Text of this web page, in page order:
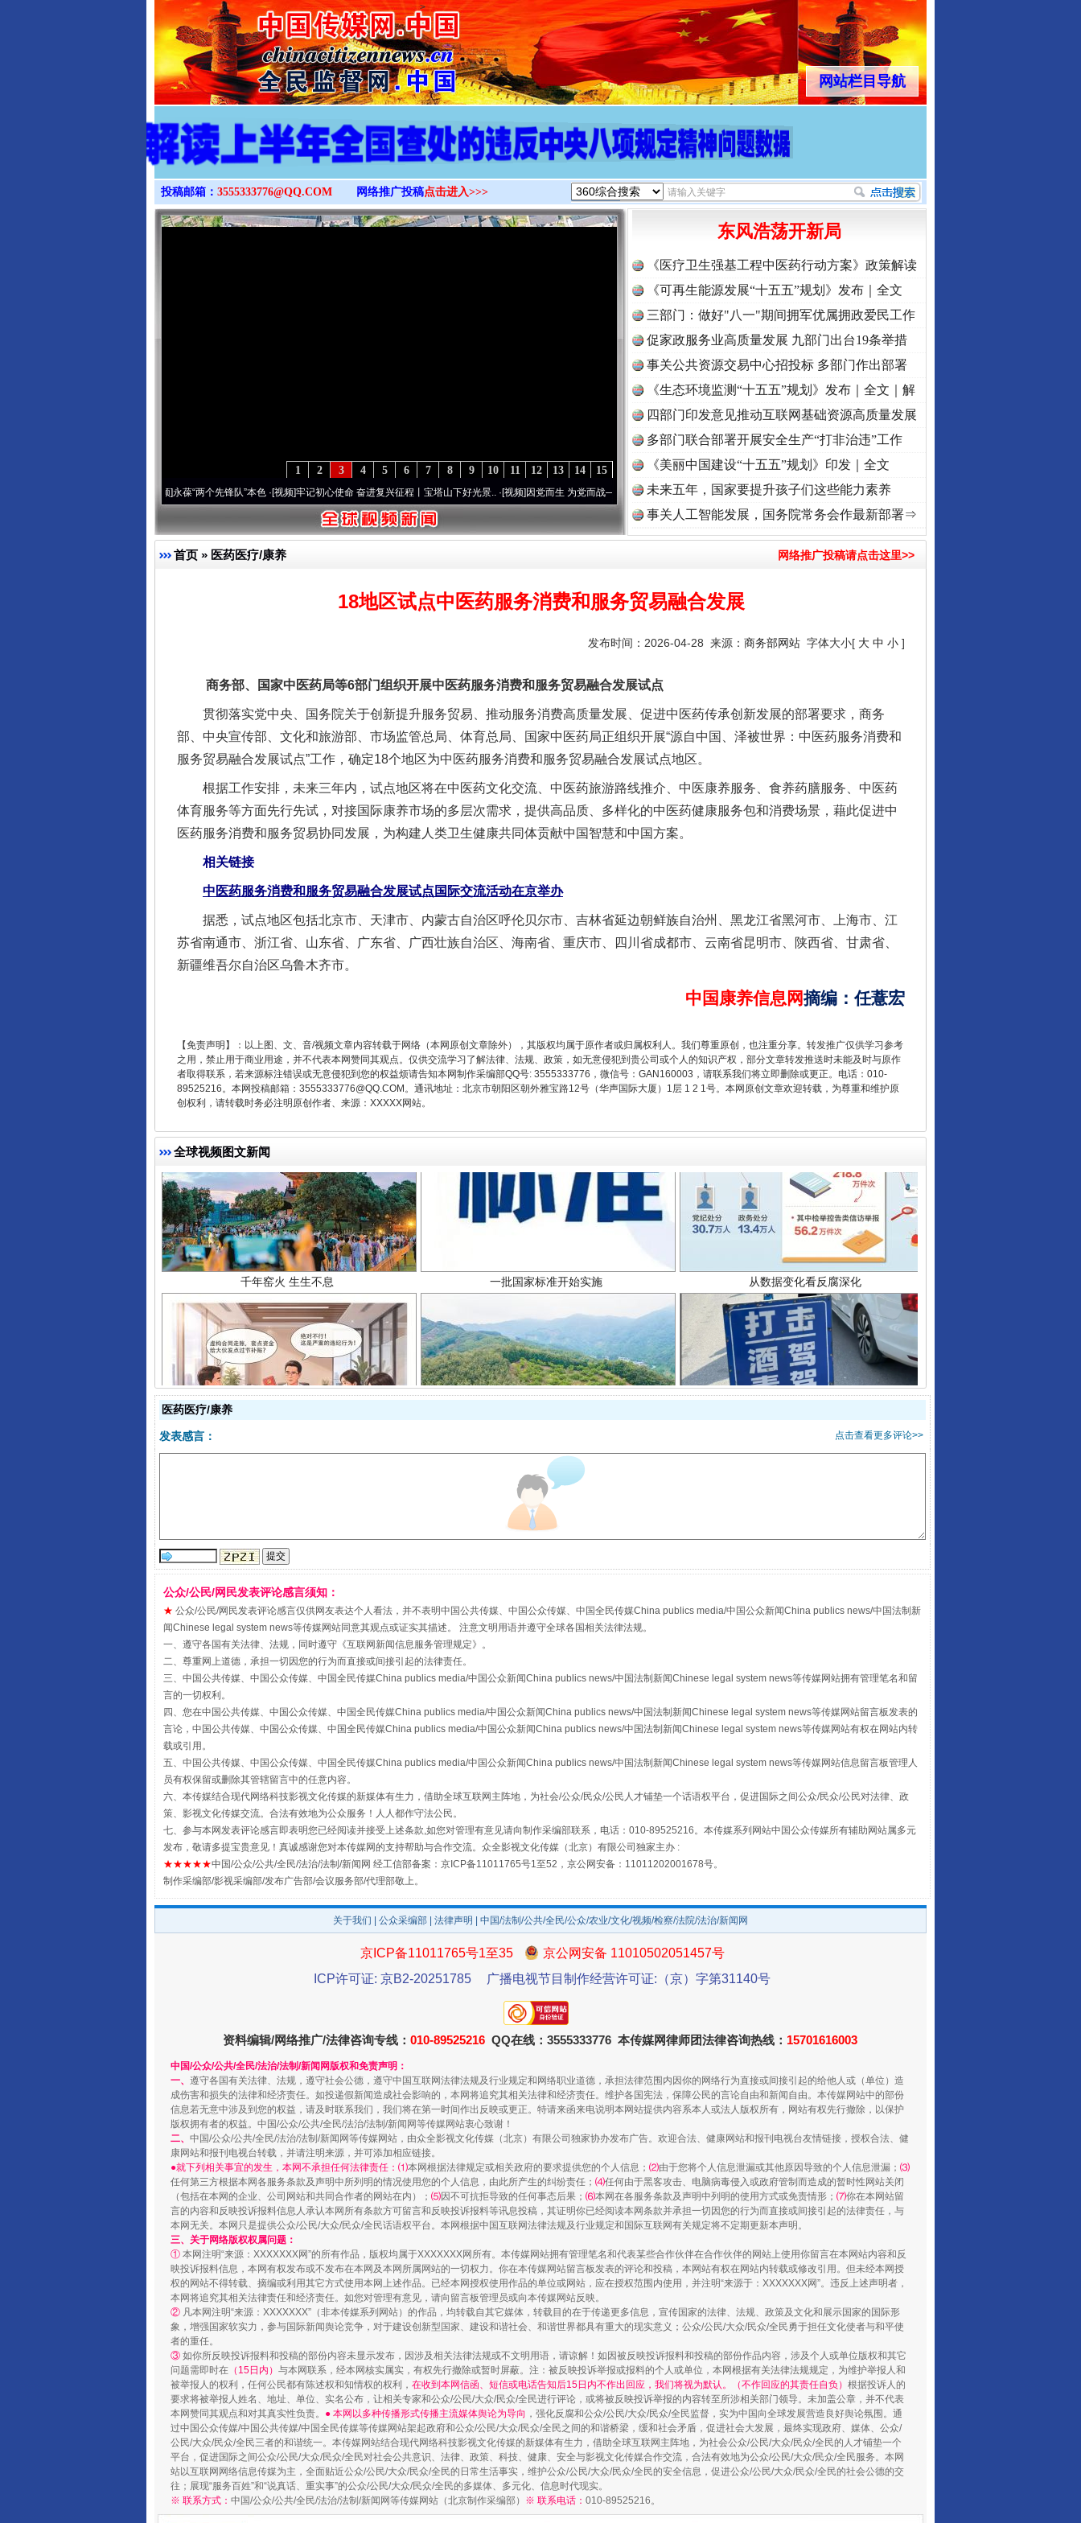
>
网站栏目导航
投稿邮箱： 3555333776@QQ.COM 网络推广投稿点击进入>>>
15
14
13
12
11
10
9
8
7
6
5
4
3
2
1
永葆“两个先锋队”本色·[视频]牢记初心使命 奋进复兴征程丨宝塔山下好光景..·[视频]因党而生 为党而战——百年“纪”事⑧加强纪律..·[视频]牢记初心使命 奋进复兴征程丨“转折之城”激荡..
东风浩荡开新局
《医疗卫生强基工程中医药行动方案》政策解读
《可再生能源发展“十五五”规划》发布｜全文
三部门：做好"八一"期间拥军优属拥政爱民工作
促家政服务业高质量发展 九部门出台19条举措
事关公共资源交易中心招投标 多部门作出部署
《生态环境监测“十五五”规划》发布｜全文｜解
读
四部门印发意见推动互联网基础资源高质量发展
多部门联合部署开展安全生产“打非治违”工作
《美丽中国建设“十五五”规划》印发｜全文
未来五年，国家要提升孩子们这些能力素养
事关人工智能发展，国务院常务会作最新部署⇒
首页 » 医药医疗/康养 网络推广投稿请点击这里>>
18地区试点中医药服务消费和服务贸易融合发展
发布时间：2026-04-28 来源： 商务部网站 字体大小[ 大 中 小 ]
商务部、国家中医药局等6部门组织开展中医药服务消费和服务贸易融合发展试点
贯彻落实党中央、国务院关于创新提升服务贸易、推动服务消费高质量发展、促进中医药传承创新发展的部署要求，商务
部、中央宣传部、文化和旅游部、市场监管总局、体育总局、国家中医药局正组织开展“源自中国、泽被世界：中医药服务消费和
服务贸易融合发展试点”工作，确定18个地区为中医药服务消费和服务贸易融合发展试点地区。
根据工作安排，未来三年内，试点地区将在中医药文化交流、中医药旅游路线推介、中医康养服务、食养药膳服务、中医药
体育服务等方面先行先试，对接国际康养市场的多层次需求，提供高品质、多样化的中医药健康服务包和消费场景，藉此促进中
医药服务消费和服务贸易协同发展，为构建人类卫生健康共同体贡献中国智慧和中国方案。
相关链接
中医药服务消费和服务贸易融合发展试点国际交流活动在京举办
据悉，试点地区包括北京市、天津市、内蒙古自治区呼伦贝尔市、吉林省延边朝鲜族自治州、黑龙江省黑河市、上海市、江
苏省南通市、浙江省、山东省、广东省、广西壮族自治区、海南省、重庆市、四川省成都市、云南省昆明市、陕西省、甘肃省、
新疆维吾尔自治区乌鲁木齐市。
中国康养信息网摘编 ：任薏宏
【免责声明】：以上图、文、音/视频文章内容转载于网络（本网原创文章除外），其版权均属于原作者或归属权利人。我们尊重原创，也注重分享。转发推广仅供学习参考
之用，禁止用于商业用途，并不代表本网赞同其观点。仅供交流学习了解法律、法规、政策，如无意侵犯到贵公司或个人的知识产权，部分文章转发推送时未能及时与原作
者取得联系，若来源标注错误或无意侵犯到您的权益烦请告知本网制作采编部QQ号: 3555333776，微信号：GAN160003，请联系我们将立即删除或更正。电话：010-
89525216。本网投稿邮箱：3555333776@QQ.COM。通讯地址：北京市朝阳区朝外雅宝路12号（华声国际大厦）1层 1 2 1号。本网原创文章欢迎转载，为尊重和维护原
创权利，请转载时务必注明原创作者、来源：XXXXX网站。
全球视频图文新闻
完善运行机制助力责任有效落实 一纸欠条伤亲情 巡回调解促和解.. 行业协会接连发公告
让核能赋能千行百业
千年窑火 生生不息 一批国家标准开始实施 从数据变化看反腐深化
揭开“小金库”的免责幌子 以产业富民促振兴 酒驾未被当场查获能处罚吗
受贿1.44亿！段成刚被判无期 从幼儿园到大学，有这些资助
全民健身五年计划来了！等你上场 事关残疾人未来5年
阿坝州三大球赛在茂县开幕
国家大学科技园优化重塑工作 镜头丨大暑三秋近 山西：不断增强治理腐败综合效能
扯下公款旅游的“隐身衣” 如何以同查同治破解风腐交织难题
医药医疗/康养
点击查看更多评论>>
发表感言：
公众/公民/网民发表评论感言须知：
★ 公众/公民/网民发表评论感言仅供网友表达个人看法，并不表明中国公共传媒、中国公众传媒、中国全民传媒China publics media/中国公众新闻China publics news/中国法制新
闻Chinese legal system news等传媒网站同意其观点或证实其描述。 注意文明用语并遵守全球各国相关法律法规。
一、遵守各国有关法律、法规，同时遵守《互联网新闻信息服务管理规定》。
二、尊重网上道德，承担一切因您的行为而直接或间接引起的法律责任。
三、中国公共传媒、中国公众传媒、中国全民传媒China publics media/中国公众新闻China publics news/中国法制新闻Chinese legal system news等传媒网站拥有管理笔名和留
言的一切权利。
四、您在中国公共传媒、中国公众传媒、中国全民传媒China publics media/中国公众新闻China publics news/中国法制新闻Chinese legal system news等传媒网站留言板发表的
言论，中国公共传媒、中国公众传媒、中国全民传媒China publics media/中国公众新闻China publics news/中国法制新闻Chinese legal system news等传媒网站有权在网站内转
载或引用。
五、中国公共传媒、中国公众传媒、中国全民传媒China publics media/中国公众新闻China publics news/中国法制新闻Chinese legal system news等传媒网站信息留言板管理人
员有权保留或删除其管辖留言中的任意内容。
六、本传媒结合现代网络科技影视文化传媒的新媒体有生力，借助全球互联网主阵地，为社会/公众/民众/公民人才铺垫一个话语权平台，促进国际之间公众/民众/公民对法律、政
策、影视文化传媒交流。合法有效地为公众服务！人人都作守法公民。
七、参与本网发表评论感言即表明您已经阅读并接受上述条款,如您对管理有意见请向制作采编部联系，电话：010-89525216。本传媒系列网站中国公众传媒所有辅助网站属多元
发布，敬请多提宝贵意见！真诚感谢您对本传媒网的支持帮助与合作交流。众全影视文化传媒（北京）有限公司独家主办 :
★★★★★中国/公众/公共/全民/法治/法制/新闻网 经工信部备案：京ICP备11011765号1至52，京公网安备：11011202001678号。
制作采编部/影视采编部/发布广告部/会议服务部/代理部敬上。
关于我们 公众采编部 法律声明 | 中国/法制/公共/全民/公众/农业/文化/视频/检察/法院/法治/新闻网
京ICP备11011765号1至35
京公网安备 11010502051457号
ICP许可证: 京B2-20251785
广播电视节目制作经营许可证:（京）字第31140号
资料编辑/网络推广/法律咨询专线： 010-89525216 QQ在线：3555333776 本传媒网律师团法律咨询热线： 15701616003
中国/公众/公共/全民/法治/法制/新闻网版权和免责声明：
一、 遵守各国有关法律、法规，遵守社会公德，遵守中国互联网法律法规及行业规定和网络职业道德，承担法律范围内因你的网络行为直接或间接引起的给他人或（单位）造
成伤害和损失的法律和经济责任。如投递假新闻造成社会影响的，本网将追究其相关法律和经济责任。维护各国宪法，保障公民的言论自由和新闻自由。本传媒网站中的部份
信息若无意中涉及到您的权益，请及时联系我们，我们将在第一时间作出反映或更正。特请来函来电说明本网站提供内容系本人或法人版权所有，网站有权先行撤除，以保护
版权拥有者的权益。中国/公众/公共/全民/法治/法制/新闻网等传媒网站衷心致谢！
二、 中国/公众/公共/全民/法治/法制/新闻网等传媒网站，由众全影视文化传媒（北京）有限公司独家协办发布广告。欢迎合法、健康网站和报刊电视台友情链接，授权合法、健
康网站和报刊电视台转载，并请注明来源，并可添加相应链接。
●就下列相关事宜的发生，本网不承担任何法律责任：⑴本网根据法律规定或相关政府的要求提供您的个人信息； ⑵由于您将个人信息泄漏或其他原因导致的个人信息泄漏； ⑶
任何第三方根据本网各服务条款及声明中所列明的情况使用您的个人信息，由此所产生的纠纷责任； ⑷任何由于黑客攻击、电脑病毒侵入或政府管制而造成的暂时性网站关闭
（包括在本网的企业、公司网站和共同合作者的网站在内）； ⑸因不可抗拒导致的任何事态后果； ⑹本网在各服务条款及声明中列明的使用方式或免责情形； ⑺你在本网站留
言的内容和反映投诉报料信息人承认本网所有条款方可留言和反映投诉报料等讯息投稿，其证明你已经阅读本网条款并承担一切因您的行为而直接或间接引起的法律责任，与
本网无关。本网只是提供公众/公民/大众/民众/全民话语权平台。本网根据中国互联网法律法规及行业规定和国际互联网有关规定将不定期更新本声明。
三、关于网络版权权属问题：
① 本网注明“来源：XXXXXXX网”的所有作品，版权均属于XXXXXXX网所有。本传媒网站拥有管理笔名和代表某些合作伙伴在合作伙伴的网站上使用你留言在本网站内容和反
映投诉报料信息，本网有权发布或不发布在本网及本网所属网站的一切权力。你在本传媒网站留言板发表的评论和投稿，本网站有权在网站内转载或修改引用。但未经本网授
权的网站不得转载、摘编或利用其它方式使用本网上述作品。已经本网授权使用作品的单位或网站，应在授权范围内使用，并注明“来源于：XXXXXXX网”。违反上述声明者，
本网将追究其相关法律责任和经济责任。如您对管理有意见，请向留言板管理员或向本传媒网站反映。
② 凡本网注明“来源：XXXXXXX”（非本传媒系列网站）的作品，均转载自其它媒体，转载目的在于传递更多信息，宣传国家的法律、法规、政策及文化和展示国家的国际形
象，增强国家软实力，参与国际新闻舆论竞争，对于建设创新型国家、建设和谐社会、和谐世界都具有重大的现实意义；公众/公民/大众/民众/全民勇于担任文化使者与和平使
者的重任。
③ 如你所反映投诉报料和投稿的部份内容未显示发布，因涉及相关法律法规或不文明用语，请谅解！如因被反映投诉报料和投稿的部份作品内容，涉及个人或单位版权和其它
问题需即时在 （15日内） 与本网联系，经本网核实属实，有权先行撤除或暂时屏蔽。注：被反映投诉举报或报料的个人或单位，本网根据有关法律法规规定，为维护举报人和
被举报人的权利，任何公民都有陈述权和知情权的权利， 在收到本网信函、短信或电话告知后15日内不作出回应，我们将视为默认。（不作回应的其责任自负） 根据投诉人的
要求将被举报人姓名、地址、单位、实名公布，让相关专家和公众/公民/大众/民众/全民进行评论，或将被反映投诉举报的内容转至所涉相关部门领导。未加盖公章，并不代表
本网赞同其观点和对其真实性负责。 ● 本网以多种传播形式传播主流媒体舆论为导向 ，强化反腐和公众/公民/大众/民众/全民监督，实为中国向全球发展营造良好舆论氛围。通
过中国公众传媒/中国公共传媒/中国全民传媒等传媒网站架起政府和公众/公民/大众/民众/全民之间的和谐桥梁，缓和社会矛盾，促进社会大发展，最终实现政府、媒体、公众/
公民/大众/民众/全民三者的和谐统一。本传媒网站结合现代网络科技影视文化传媒的新媒体有生力，借助全球互联网主阵地，为社会公众/公民/大众/民众/全民的人才铺垫一个
平台，促进国际之间公众/公民/大众/民众/全民对社会公共意识、法律、政策、科技、健康、安全与影视文化传媒合作交流，合法有效地为公众/公民/大众/民众/全民服务。本网
站以互联网网络信息传媒为主，全面贴近公众/公民/大众/民众/全民的日常生活事实，维护公众/公民/大众/民众/全民的安全信息，促进公众/公民/大众/民众/全民的社会公德的交
往；展现“服务百姓”和“说真话、重实事”的公众/公民/大众/民众/全民的多媒体、多元化、信息时代现实。
※ 联系方式： 中国/公众/公共/全民/法治/法制/新闻网等传媒网站（北京制作采编部） ※ 联系电话： 010-89525216。